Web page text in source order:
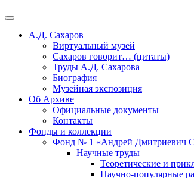
А.Д. Сахаров
Виртуальный музей
Сахаров говорит… (цитаты)
Труды А.Д. Сахарова
Биография
Музейная экспозиция
Об Архиве
Официальные документы
Контакты
Фонды и коллекции
Фонд № 1 «Андрей Дмитриевич
Научные труды
Теоретические и
Научно-популярные